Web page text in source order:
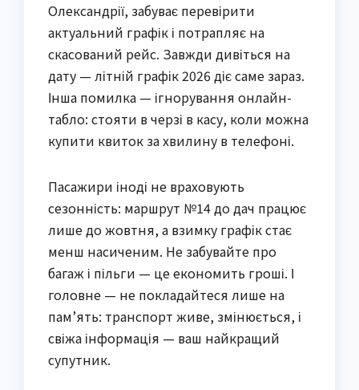
Олександрії, забуває перевірити
актуальний графік і потрапляє на
скасований рейс. Завжди дивіться на
дату — літній графік 2026 діє саме зараз.
Інша помилка — ігнорування онлайн-
табло: стояти в черзі в касу, коли можна
купити квиток за хвилину в телефоні.
Пасажири іноді не враховують
сезонність: маршрут №14 до дач працює
лише до жовтня, а взимку графік стає
менш насиченим. Не забувайте про
багаж і пільги — це економить гроші. І
головне — не покладайтеся лише на
пам’ять: транспорт живе, змінюється, і
свіжа інформація — ваш найкращий
супутник.